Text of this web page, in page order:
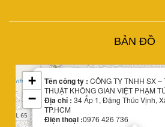
BẢN ĐỒ
Tên công ty : CÔNG TY TNHH SX –
THUẬT KHÔNG GIAN VIỆT PHẠM
Địa chỉ : 34 Ấp 1, Đặng Thúc Vịnh,
TP.HCM
Điện thoại :0976 426 736
+
−